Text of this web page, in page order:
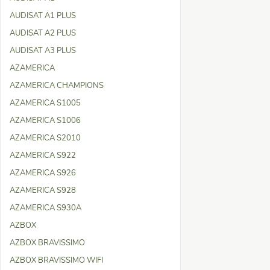
AUDISAT A1 PLUS
AUDISAT A2 PLUS
AUDISAT A3 PLUS
AZAMERICA
AZAMERICA CHAMPIONS
AZAMERICA S1005
AZAMERICA S1006
AZAMERICA S2010
AZAMERICA S922
AZAMERICA S926
AZAMERICA S928
AZAMERICA S930A
AZBOX
AZBOX BRAVISSIMO
AZBOX BRAVISSIMO WIFI